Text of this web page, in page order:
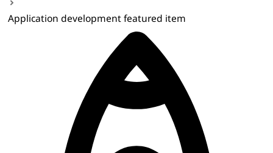
Application development featured item